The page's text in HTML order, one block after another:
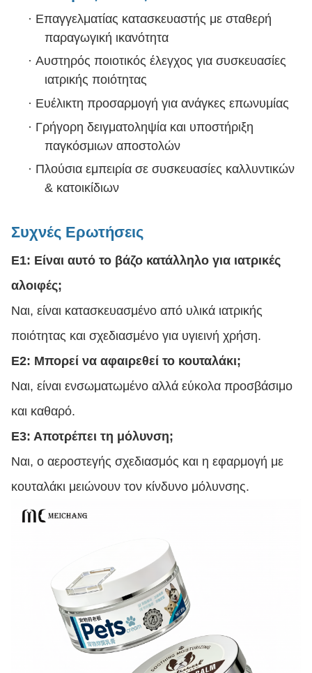
· Επαγγελματίας κατασκευαστής με σταθερή
παραγωγική ικανότητα
· Αυστηρός ποιοτικός έλεγχος για συσκευασίες
ιατρικής ποιότητας
· Ευέλικτη προσαρμογή για ανάγκες επωνυμίας
· Γρήγορη δειγματοληψία και υποστήριξη
παγκόσμιων αποστολών
· Πλούσια εμπειρία σε συσκευασίες καλλυντικών
& κατοικίδιων
Συχνές Ερωτήσεις
Ε1: Είναι αυτό το βάζο κατάλληλο για ιατρικές
αλοιφές;
Ναι, είναι κατασκευασμένο από υλικά ιατρικής
ποιότητας και σχεδιασμένο για υγιεινή χρήση.
Ε2: Μπορεί να αφαιρεθεί το κουταλάκι;
Ναι, είναι ενσωματωμένο αλλά εύκολα προσβάσιμο
και καθαρό.
Ε3: Αποτρέπει τη μόλυνση;
Ναι, ο αεροστεγής σχεδιασμός και η εφαρμογή με
κουταλάκι μειώνουν τον κίνδυνο μόλυνσης.